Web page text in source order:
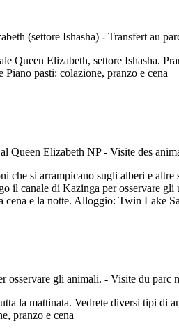
Elizabeth, settore Ishasha.
pasti: colazione, pranzo e cena
si arrampicano sugli alberi e
il canale di Kazinga per osservare
e la notte. Alloggio: Twin Lake
la mattinata. Vedrete diversi tipi
pranzo e cena